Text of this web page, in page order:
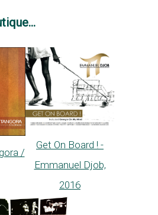
/
Get On Board ! -
Emmanuel Djob,
2016